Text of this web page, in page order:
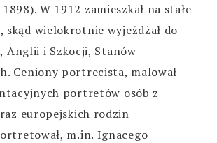
W 1912 zamieszkał na stałe
skąd wielokrotnie wyjeżdżał do
Anglii i Szkocji, Stanów
Ceniony portrecista, malował
portretów osób z
europejskich rodzin
m.in. Ignacego